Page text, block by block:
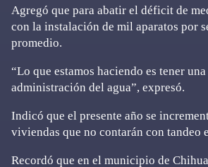
Agregó que para abatir el déficit de
con la instalación de mil aparatos por
promedio.
“Lo que estamos haciendo es tener
administración del agua”, expresó.
Indicó que el presente año se
viviendas que no contarán con tandeo
Recordó que en el municipio de